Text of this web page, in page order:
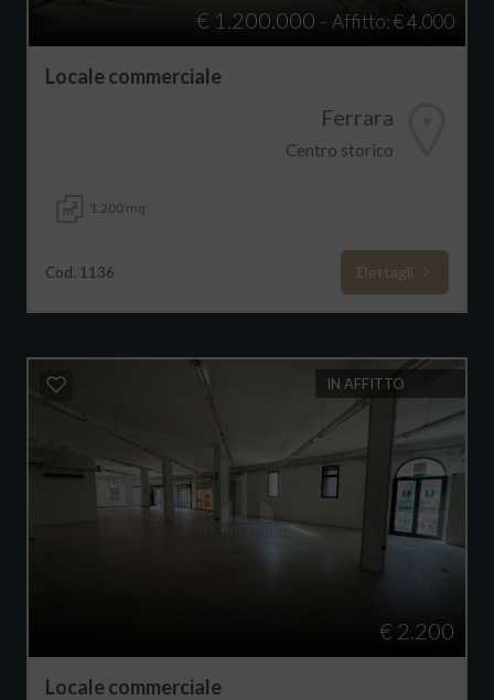
€ 1.200.000 - Affitto: € 4.000
Locale commerciale
Ferrara
Centro storico
1.200 mq
Cod. 1136 Dettagli
IN AFFITTO
€ 2.200
Locale commerciale